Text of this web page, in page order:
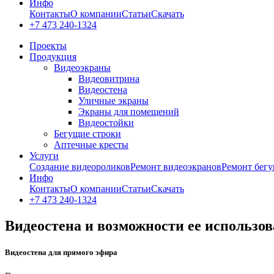
Инфо
КонтактыО компанииСтатьиСкачать
+7 473 240-1324
Проекты
Продукция
Видеоэкраны
Видеовитрина
Видеостена
Уличные экраны
Экраны для помещений
Видеостойки
Бегущие строки
Аптечные кресты
Услуги
Создание видеороликовРемонт видеоэкрановРемонт
Инфо
КонтактыО компанииСтатьиСкачать
+7 473 240-1324
Видеостена и возможности ее
Видеостена для прямого эфира